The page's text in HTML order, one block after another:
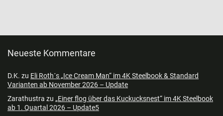
Neueste Kommentare
D.K. zu Eli Roth´s „Ice Cream Man“ im 4K Steelbook & Standard
Varianten ab November 2026 – Update
Zarathustra zu „Einer flog über das Kuckucksnest“ im 4K Steelbook
ab 1. Quartal 2026 – Update5